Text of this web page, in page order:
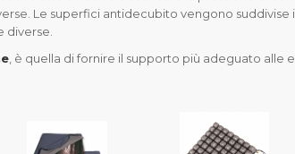
Le superfici antidecubito vengono suddivise
, è quella di fornire il supporto più adeguato alle